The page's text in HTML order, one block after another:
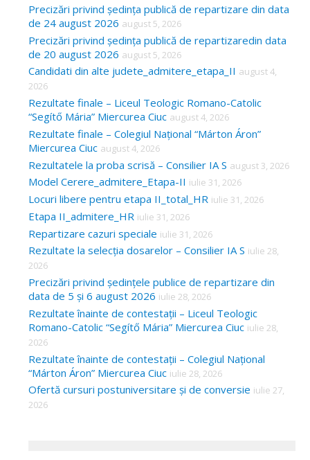
Precizări privind ședința publică de repartizare din data
de 24 august 2026 august 5, 2026
Precizări privind ședința publică de repartizaredin data
de 20 august 2026 august 5, 2026
Candidati din alte judete_admitere_etapa_II august 4,
2026
Rezultate finale – Liceul Teologic Romano-Catolic
“Segítő Mária” Miercurea Ciuc august 4, 2026
Rezultate finale – Colegiul Național “Márton Áron”
Miercurea Ciuc august 4, 2026
Rezultatele la proba scrisă – Consilier IA S august 3, 2026
Model Cerere_admitere_Etapa-II iulie 31, 2026
Locuri libere pentru etapa II_total_HR iulie 31, 2026
Etapa II_admitere_HR iulie 31, 2026
Repartizare cazuri speciale iulie 31, 2026
Rezultate la selecția dosarelor – Consilier IA S iulie 28,
2026
Precizări privind ședințele publice de repartizare din
data de 5 și 6 august 2026 iulie 28, 2026
Rezultate înainte de contestații – Liceul Teologic
Romano-Catolic “Segítő Mária” Miercurea Ciuc iulie 28,
2026
Rezultate înainte de contestații – Colegiul Național
“Márton Áron” Miercurea Ciuc iulie 28, 2026
Ofertă cursuri postuniversitare și de conversie iulie 27,
2026